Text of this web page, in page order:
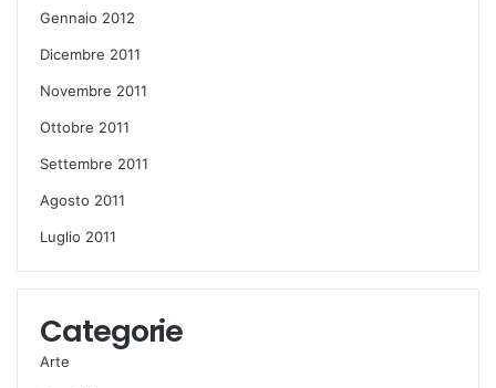
Gennaio 2012
Dicembre 2011
Novembre 2011
Ottobre 2011
Settembre 2011
Agosto 2011
Luglio 2011
Categorie
Arte